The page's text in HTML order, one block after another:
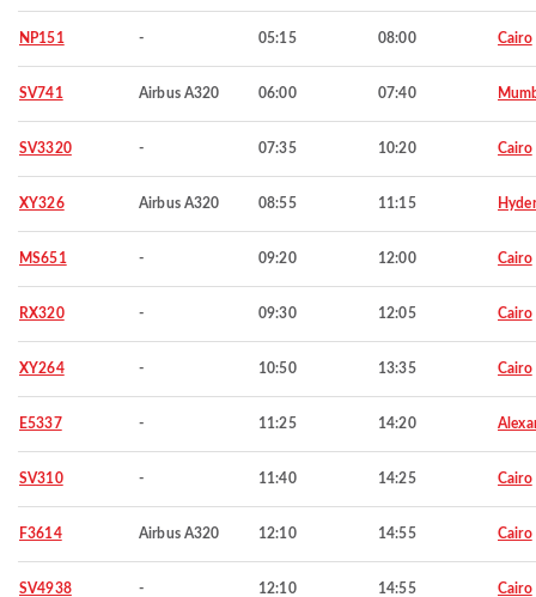
NP151 - 05:15 08:00 Cairo
SV741 Airbus A320 06:00 07:40
SV3320 - 07:35 10:20 Cairo
XY326 Airbus A320 08:55 11:15
MS651 - 09:20 12:00 Cairo
RX320 - 09:30 12:05 Cairo
XY264 - 10:50 13:35 Cairo
E5337 - 11:25 14:20
SV310 - 11:40 14:25 Cairo
F3614 Airbus A320 12:10 14:55 Cairo
SV4938 - 12:10 14:55 Cairo